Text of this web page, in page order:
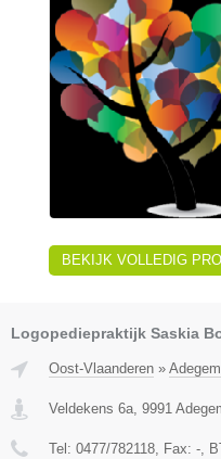
BEKIJK VOLLEDIG
Logopediepraktijk Saskia
Oost-Vlaanderen » Adegem
Veldekens 6a, 9991
Tel: 0477/782118, Fax: -,